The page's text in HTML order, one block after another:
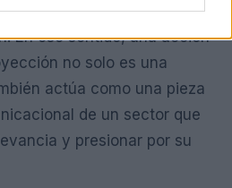
se convierte en pelea
En ese sentido, una acción
no solo es una
actúa como una pieza
de un sector que
y presionar por su